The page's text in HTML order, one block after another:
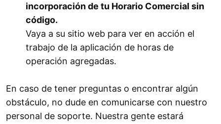
incorporación de tu Horario Comercial sin
código.
Vaya a su sitio web para ver en acción el
trabajo de la aplicación de horas de
operación agregadas.
En caso de tener preguntas o encontrar algún
obstáculo, no dude en comunicarse con nuestro
personal de soporte. Nuestra gente estará